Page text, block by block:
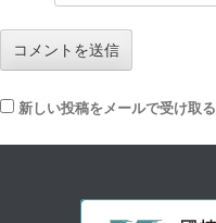
新しい投稿をメールで受け取る